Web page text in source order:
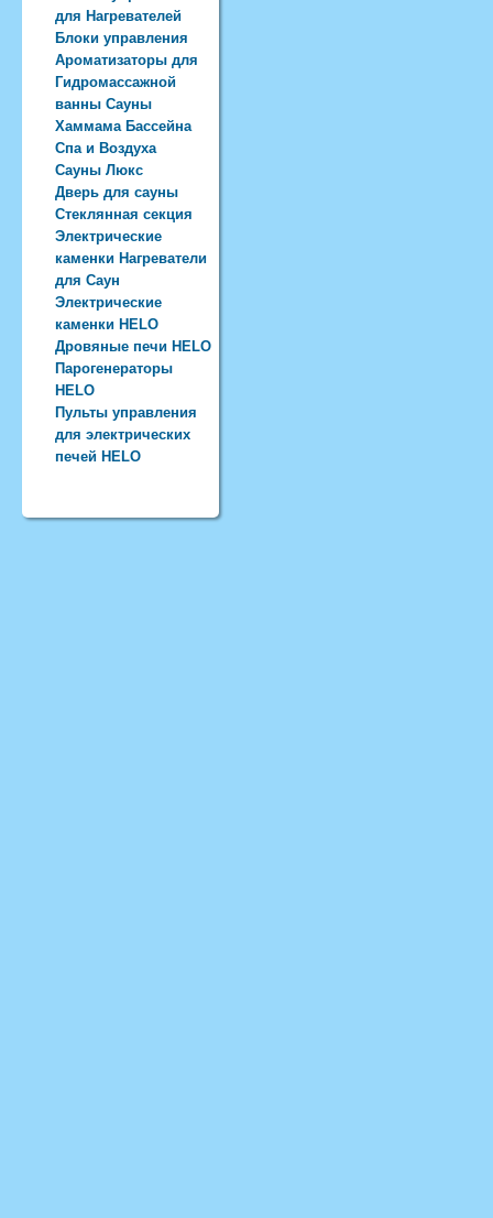
для Нагревателей
Блоки управления
Ароматизаторы для
Гидромассажной
ванны Сауны
Хаммама Бассейна
Спа и Воздуха
Сауны Люкс
Дверь для сауны
Стеклянная секция
Электрические
каменки Нагреватели
для Саун
Электрические
каменки HELO
Дровяные печи HELO
Парогенераторы
HELO
Пульты управления
для электрических
печей HELO